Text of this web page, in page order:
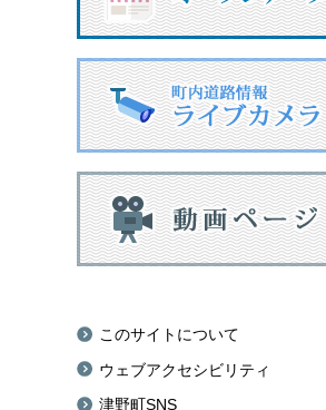
このサイトについて
ウェブアクセシビリティ
津野町SNS